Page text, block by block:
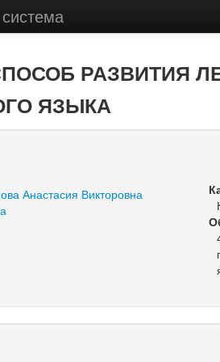
РАЗВИТИЯ
ЯЗЫКА
Анастасия Викторовна